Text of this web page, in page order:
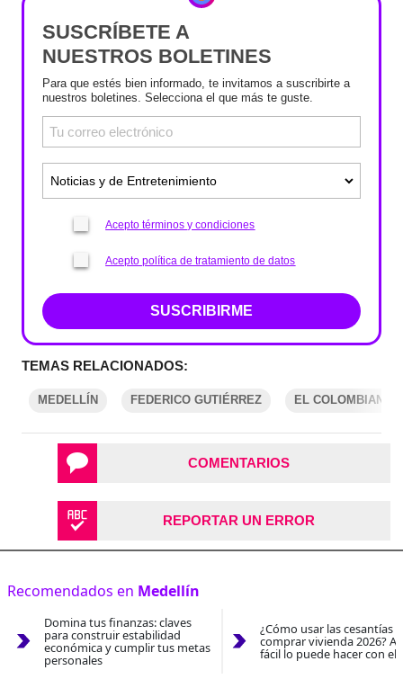
SUSCRÍBETE A
NUESTROS BOLETINES
Para que estés bien informado, te invitamos a suscribirte a
nuestros boletines. Selecciona el que más te guste.
Acepto términos y condiciones
Acepto política de tratamiento de datos
SUSCRIBIRME
TEMAS RELACIONADOS:
MEDELLÍN FEDERICO GUTIÉRREZ EL COLOMBIANO
COMENTARIOS
REPORTAR UN ERROR
Recomendados en Medellín
Domina tus finanzas: claves
para construir estabilidad
económica y cumplir tus metas
personales
¿Cómo usar las cesantías
comprar vivienda 2026?
fácil lo puede hacer con el